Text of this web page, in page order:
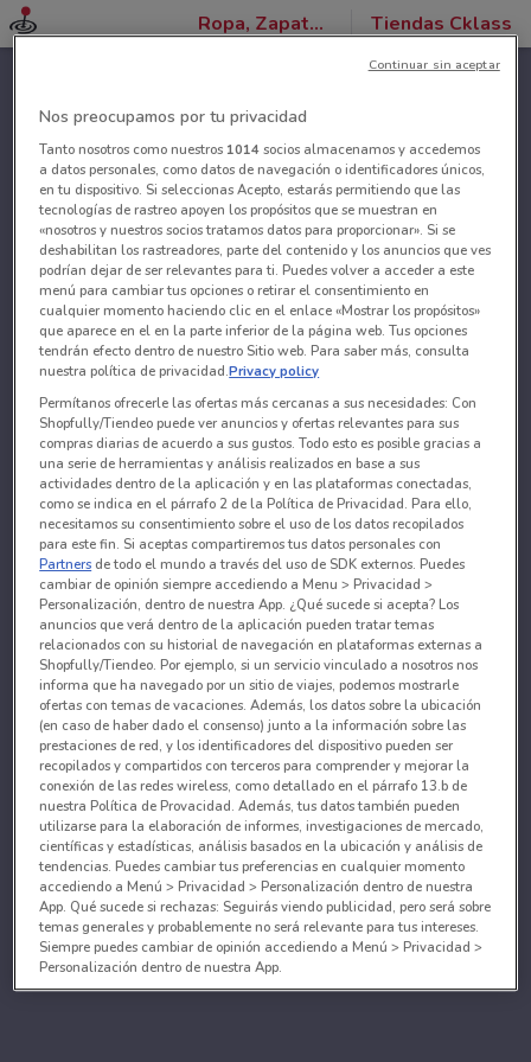
Ropa, Zapatos y Accesorios Tiendas Cklass
Nos preocupamos por tu privacidad
Tanto nosotros como nuestros 1014socios almacenamos y accedemos
a datos personales, como datos de navegación o identificadores únicos,
en tu dispositivo. Si seleccionas Acepto, estarás permitiendo que las
tecnologías de rastreo apoyen los propósitos que se muestran en
«nosotros y nuestros socios tratamos datos para proporcionar». Si se
deshabilitan los rastreadores, parte del contenido y los anuncios que ves
podrían dejar de ser relevantes para ti. Puedes volver a acceder a este
menú para cambiar tus opciones o retirar el consentimiento en
cualquier momento haciendo clic en el enlace «Mostrar los propósitos»
que aparece en el en la parte inferior de la página web. Tus opciones
tendrán efecto dentro de nuestro Sitio web. Para saber más, consulta
nuestra política de privacidad.Privacy policy
Permítanos ofrecerle las ofertas más cercanas a sus necesidades: Con
Shopfully/Tiendeo puede ver anuncios y ofertas relevantes para sus
compras diarias de acuerdo a sus gustos. Todo esto es posible gracias a
una serie de herramientas y análisis realizados en base a sus
actividades dentro de la aplicación y en las plataformas conectadas,
como se indica en el párrafo 2 de la Política de Privacidad. Para ello,
necesitamos su consentimiento sobre el uso de los datos recopilados
para este fin. Si aceptas compartiremos tus datos personales con
Partners de todo el mundo a través del uso de SDK externos. Puedes
cambiar de opinión siempre accediendo a Menu > Privacidad >
Personalización, dentro de nuestra App. ¿Qué sucede si acepta? Los
anuncios que verá dentro de la aplicación pueden tratar temas
relacionados con su historial de navegación en plataformas externas a
Shopfully/Tiendeo. Por ejemplo, si un servicio vinculado a nosotros nos
informa que ha navegado por un sitio de viajes, podemos mostrarle
ofertas con temas de vacaciones. Además, los datos sobre la ubicación
(en caso de haber dado el consenso) junto a la información sobre las
prestaciones de red, y los identificadores del dispositivo pueden ser
recopilados y compartidos con terceros para comprender y mejorar la
conexión de las redes wireless, como detallado en el párrafo 13.b de
nuestra Política de Provacidad. Además, tus datos también pueden
utilizarse para la elaboración de informes, investigaciones de mercado,
científicas y estadísticas, análisis basados en la ubicación y análisis de
tendencias. Puedes cambiar tus preferencias en cualquier momento
accediendo a Menú > Privacidad > Personalización dentro de nuestra
App. Qué sucede si rechazas: Seguirás viendo publicidad, pero será sobre
temas generales y probablemente no será relevante para tus intereses.
Siempre puedes cambiar de opinión accediendo a Menú > Privacidad >
Personalización dentro de nuestra App.
Continuar sin aceptar